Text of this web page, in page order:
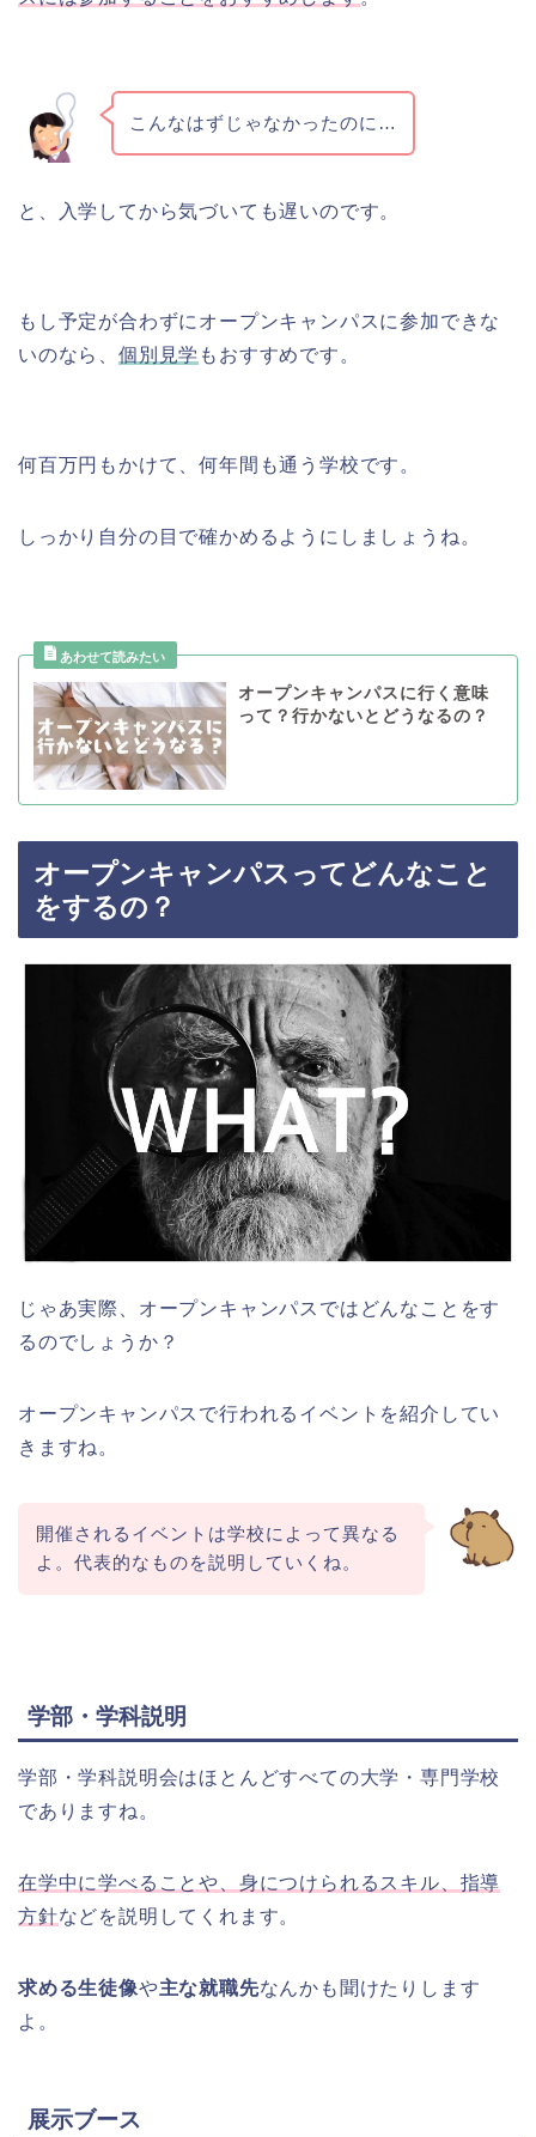
こんなはずじゃなかったのに…
と、入学してから気づいても遅いのです。
もし予定が合わずにオープンキャンパスに参加できな
いのなら、 個別見学 もおすすめです。
何百万円もかけて、何年間も通う学校です。
しっかり自分の目で確かめるようにしましょうね。
オープンキャンパスに行く意味
って？行かないとどうなるの？
オープンキャンパスってどんなこと
をするの？
じゃあ実際、オープンキャンパスではどんなことをす
るのでしょうか？
オープンキャンパスで行われるイベントを紹介してい
きますね。
開催されるイベントは学校によって異なる
よ。代表的なものを説明していくね。
学部・学科説明
学部・学科説明会はほとんどすべての大学・専門学校
でありますね。
在学中に学べることや、身につけられるスキル、指導
方針などを説明してくれます。
求める生徒像や主な就職先なんかも聞けたりします
よ。
展示ブース